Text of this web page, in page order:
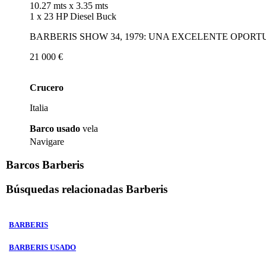
10.27 mts x 3.35 mts
1 x 23 HP Diesel Buck
BARBERIS SHOW 34, 1979: UNA EXCELENTE
21 000 €
Crucero
Italia
Barco usado vela
Navigare
Barcos Barberis
Búsquedas relacionadas Barberis
BARBERIS
BARBERIS USADO